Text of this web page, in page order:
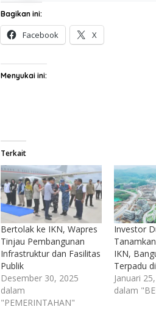
Bagikan ini:
Facebook X
Menyukai ini:
Terkait
Bertolak ke IKN, Wapres
Tinjau Pembangunan
Infrastruktur dan Fasilitas
Publik
Desember 30, 2025
dalam
"PEMERINTAHAN"
Investor
IKN,
Terpadu
Januari
dalam